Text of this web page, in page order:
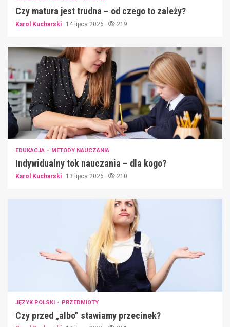
Czy matura jest trudna – od czego to zależy?
Karol Kucharski 14 lipca 2026 219
EDUKACJA METODY NAUCZANIA
Indywidualny tok nauczania – dla kogo?
Karol Kucharski 13 lipca 2026 210
JĘZYK POLSKI PRZEDMIOTY
Czy przed „albo” stawiamy przecinek?